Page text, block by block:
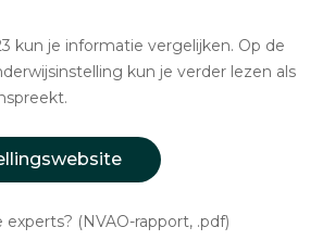
kun je informatie vergelijken. Op de
kun je verder lezen als
(NVAO-rapport, .pdf)